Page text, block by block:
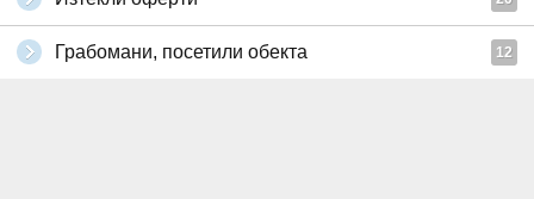
Грабомани, посетили обекта 12